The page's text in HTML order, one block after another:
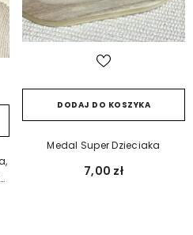
DODAJ DO KOSZYKA
Medal Super Dzieciaka
7,00 zł